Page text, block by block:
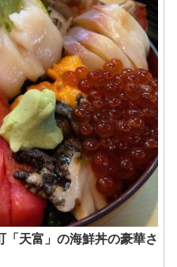
「天富」の海鮮丼の豪華さ